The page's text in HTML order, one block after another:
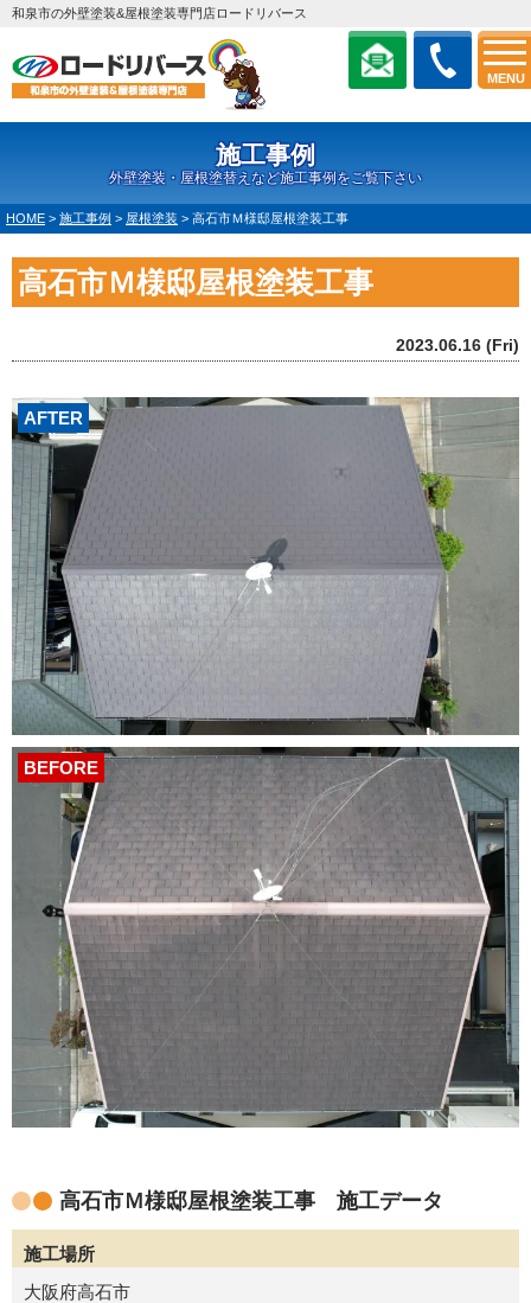
MENU
和泉市の外壁塗装&屋根塗装専門店ロードリバース
施工事例
外壁塗装・屋根塗替えなど施工事例をご覧下さい
HOME > 施工事例 > 屋根塗装 > 高石市Ｍ様邸屋根塗装工事
高石市Ｍ様邸屋根塗装工事
2023.06.16 (Fri)
AFTER
BEFORE
高石市Ｍ様邸屋根塗装工事 施工データ
施工場所
大阪府高石市